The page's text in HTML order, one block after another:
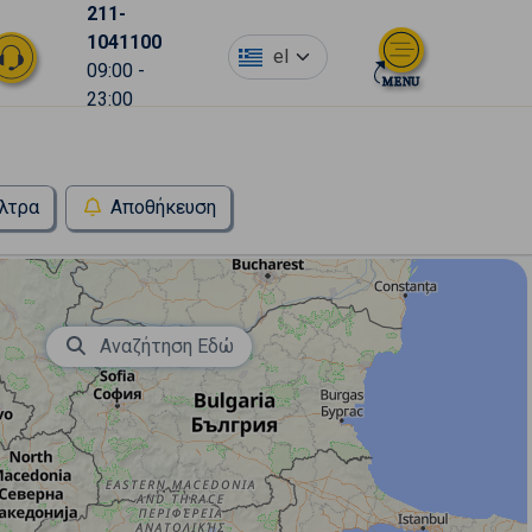
211-
1041100
09:00 -
23:00
el
Αποθήκευση
Αναζήτηση Εδώ